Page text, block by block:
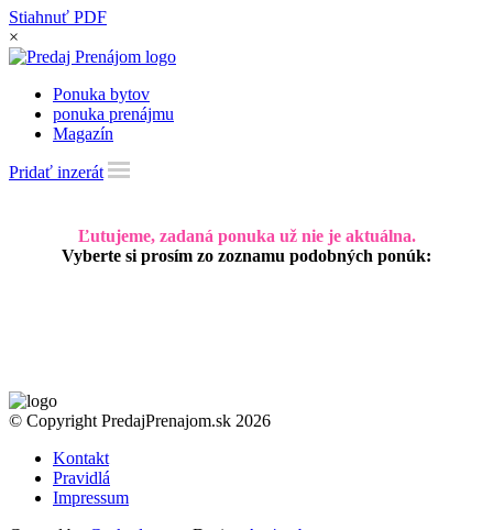
Stiahnuť PDF
×
Ponuka bytov
ponuka prenájmu
Magazín
Pridať inzerát
Ľutujeme, zadaná ponuka už nie je aktuálna.
Vyberte si prosím zo zoznamu podobných ponúk:
© Copyright PredajPrenajom.sk 2026
Kontakt
Pravidlá
Impressum